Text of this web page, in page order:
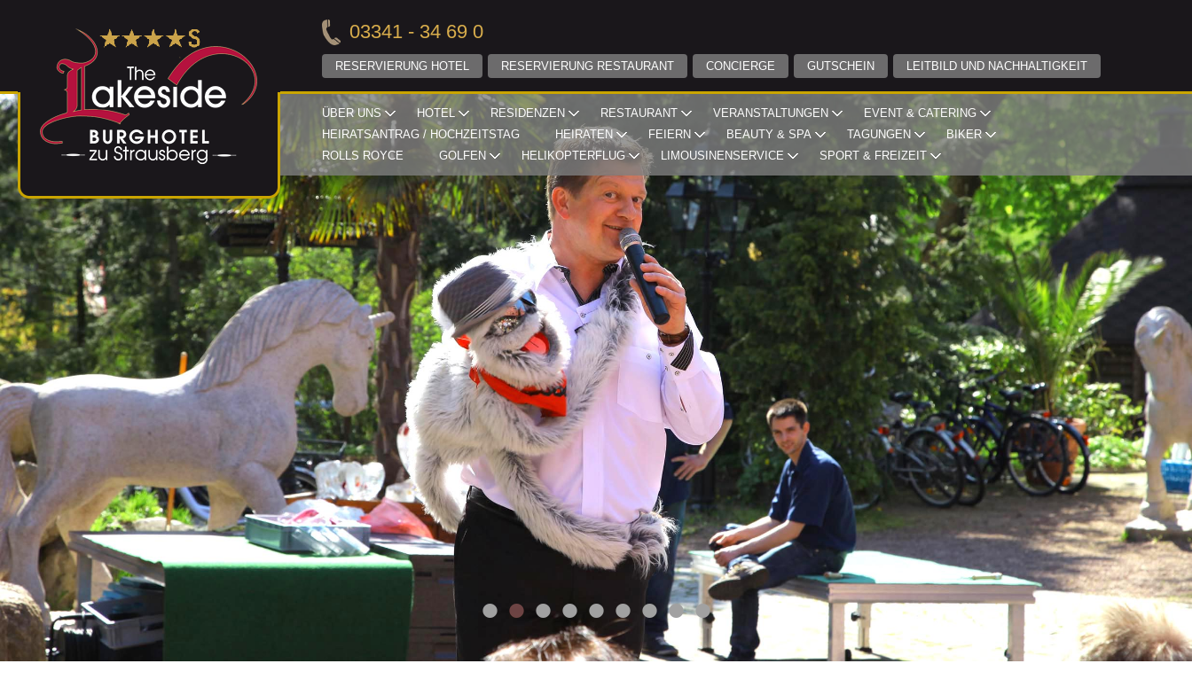
03341 - 34 69 0
RESERVIERUNG HOTEL RESERVIERUNG RESTAURANT CONCIERGE GUTSCHEIN LEITBILD UND NACHHALTIGKEIT
ÜBER UNS HOTEL RESIDENZEN RESTAURANT VERANSTALTUNGEN
EVENT & CATERING
HEIRATSANTRAG / HOCHZEITSTAG
HEIRATEN FEIERN BEAUTY & SPA TAGUNGEN
BIKER
ROLLS ROYCE
GOLFEN HELIKOPTERFLUG LIMOUSINENSERVICE SPORT & FREIZEIT